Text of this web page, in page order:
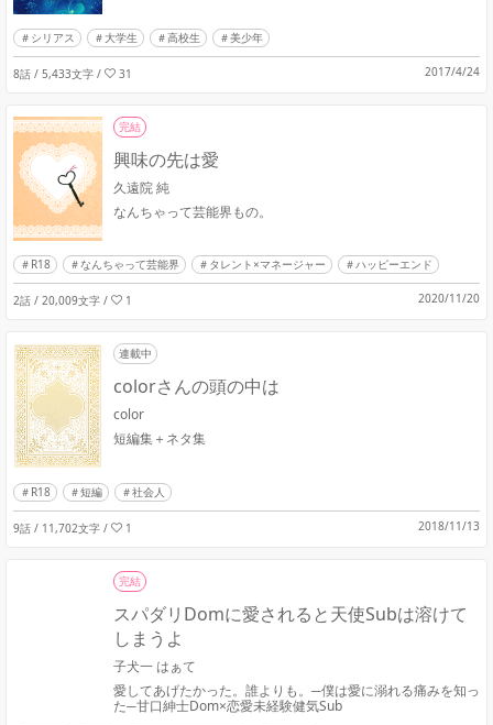
シリアス 大学生 高校生 美少年
8話 / 5,433文字 / 31 2017/4/24
完結
興味の先は愛
久遠院 純
なんちゃって芸能界もの。
R18 なんちゃって芸能界 タレント×マネージャー ハッピーエンド
2話 / 20,009文字 / 1 2020/11/20
連載中
colorさんの頭の中は
color
短編集＋ネタ集
R18 短編 社会人
9話 / 11,702文字 / 1 2018/11/13
完結
スパダリDomに愛されると天使Subは溶けて
しまうよ
子犬一 はぁて
愛してあげたかった。誰よりも。─僕は愛に溺れる痛みを知っ
た─甘口紳士Dom×恋愛未経験健気Sub